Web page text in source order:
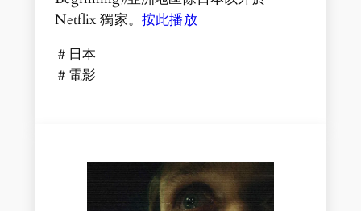
Netflix 獨家。按此播放
＃日本
＃電影